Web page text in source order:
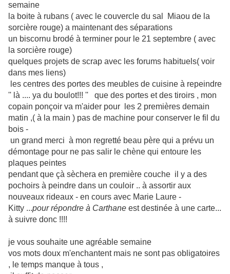
semaine
la boite à rubans ( avec le couvercle du sal Miaou de la
sorcière rouge) a maintenant des séparations
un biscornu brodé à terminer pour le 21 septembre ( avec
la sorcière rouge)
quelques projets de scrap avec les forums habituels( voir
dans mes liens)
les centres des portes des meubles de cuisine à repeindre
'' là .... ya du boulot!!! '' que des portes et des tiroirs , mon
copain ponçoir va m'aider pour les 2 premières demain
matin ,( à la main ) pas de machine pour conserver le fil du
bois -
un grand merci à mon regretté beau père qui a prévu un
démontage pour ne pas salir le chène qui entoure les
plaques peintes
pendant que çà sèchera en première couche il y a des
pochoirs à peindre dans un couloir .. à assortir aux
nouveaux rideaux - en cours avec Marie Laure -
Kitty ...pour répondre à Carthane est destinée à une carte...
à suivre donc !!!!
je vous souhaite une agréable semaine
vos mots doux m'enchantent mais ne sont pas obligatoires
, le temps manque à tous ,